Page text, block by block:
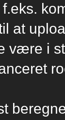
at
være i